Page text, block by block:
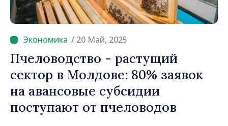
/ 20 Май, 2025
Пчеловодство - растущий
сектор в Молдове: 80% заявок
на авансовые субсидии
поступают от пчеловодов